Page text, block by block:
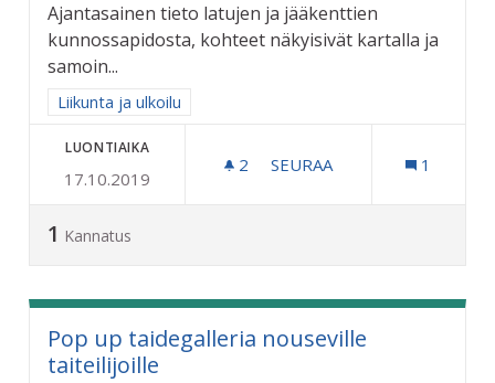
Ajantasainen tieto latujen ja jääkenttien
kunnossapidosta, kohteet näkyisivät kartalla ja
samoin...
Rajaa tulokset aihepiirin mukaan: Liikunta ja ulkoilu
Liikunta ja ulkoilu
LUONTIAIKA
17.10.2019
2 2 SEURAAJAA
SEURAA 1
1 Kannatus
Pop up taidegalleria nouseville
taiteilijoille